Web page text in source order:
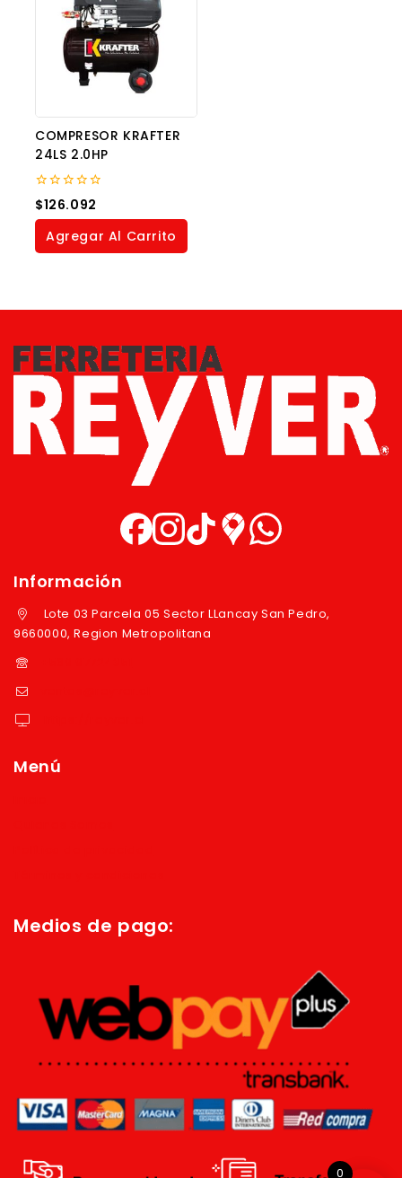
COMPRESOR KRAFTER
24LS 2.0HP
0
out
of
$126.092
Agregar Al Carrito
Información
Lote 03 Parcela 05 Sector LLancay San Pedro,
9660000, Region Metropolitana
Menú
Medios de pago:
0